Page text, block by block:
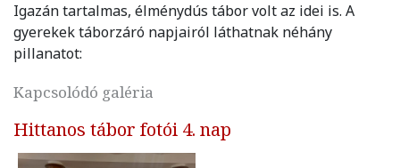
Igazán tartalmas, élménydús tábor volt az idei is. A
gyerekek táborzáró napjairól láthatnak néhány
pillanatot:
Kapcsolódó galéria
Hittanos tábor fotói 4. nap